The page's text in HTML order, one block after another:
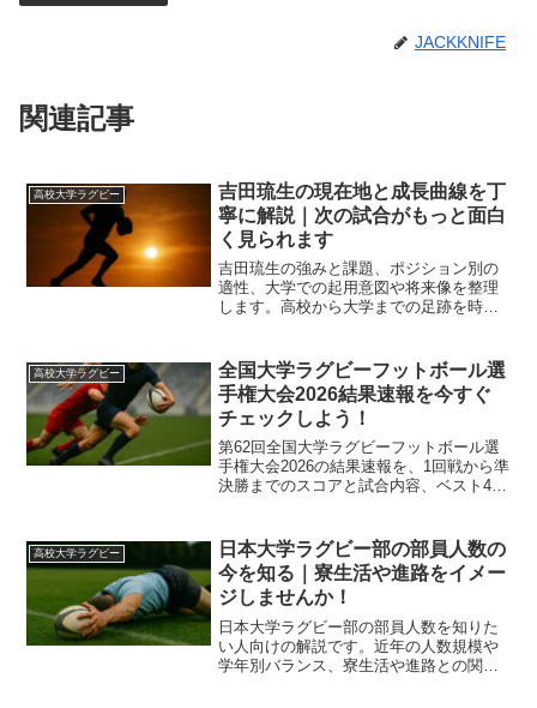
JACKKNIFE
関連記事
高校大学ラグビー
吉田琉生の現在地と成長曲線を丁
寧に解説｜次の試合がもっと面白
く見られます
吉田琉生の強みと課題、ポジション別の
適性、大学での起用意図や将来像を整理
します。高校から大学までの足跡を時系
高校大学ラグビー
全国大学ラグビーフットボール選
手権大会2026結果速報を今すぐ
チェックしよう！
第62回全国大学ラグビーフットボール選
手権大会2026の結果速報を、1回戦から準
決勝までのスコアと試合内容、ベスト4の
めるように解説する記事で、観戦前後の
復習にも役立ちます。
高校大学ラグビー
日本大学ラグビー部の部員人数の
今を知る｜寮生活や進路をイメー
ジしませんか！
日本大学ラグビー部の部員人数を知りた
い人向けの解説です。近年の人数規模や
学年別バランス、寮生活や進路との関係